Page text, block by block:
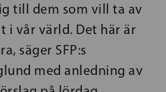
till dem som vill ta av
i vår värld. Det här är
säger SFP:s
med anledning av